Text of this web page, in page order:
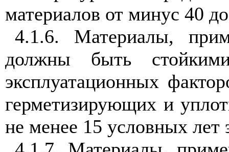
материалов от минус 40
4.1.6. Материалы,
должны быть
эксплуатационных
герметизирующих и
не менее 15 условных лет